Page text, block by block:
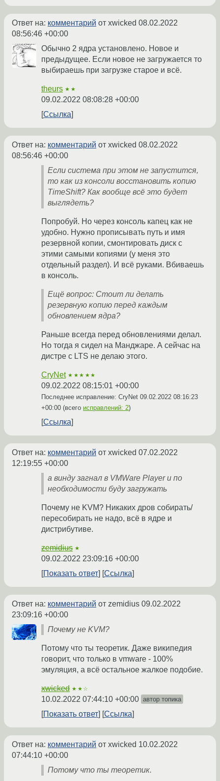
Ответ на: комментарий от xwicked 08.02.2022
08:56:46 +00:00
Обычно 2 ядра установлено. Новое и
предыдущее. Если новое не загружается то
выбираешь при загрузке старое и всё.
theurs ★★
09.02.2022 08:08:28 +00:00
Ссылка
Ответ на: комментарий от xwicked 08.02.2022
08:56:46 +00:00
Если система при этом не запустится,
то как из консоли восстановить копию
TimeShift? Как вообще всё это будет
выглядеть?
Попробуй. Но через консоль капец как не
удобно. Нужно прописывать путь и имя
резервной копии, смонтировать диск с
этими самыми копиями (у меня это
отдельный раздел). И всё руками. Вбиваешь
в консоль.
Ещё вопрос: Стоит ли делать
резервную копию перед каждым
обновлением ядра?
Раньше всегда перед обновлениями делал.
Но тогда я сидел на Манджаре. А сейчас на
дистре с LTS не делаю этого.
CryNet ★★★★★
09.02.2022 08:15:01 +00:00
Последнее исправление: CryNet 09.02.2022 08:16:23
+00:00 (всего исправлений: 2)
Ссылка
Ответ на: комментарий от xwicked 07.02.2022
12:19:55 +00:00
а винду загнал в VMWare Player и по
необходимости буду загружать
Почему не KVM? Никаких дров собирать/
пересобирать не надо, всё в ядре и
дистрибутиве.
zemidius ★
09.02.2022 23:09:16 +00:00
Показать ответ
Ссылка
Ответ на: комментарий от zemidius 09.02.2022
23:09:16 +00:00
Почему не KVM?
Потому что ты теоретик. Даже википедия
говорит, что только в vmware - 100%
эмуляция, а всё остальное жалкое подобие.
xwicked ★★☆
10.02.2022 07:44:10 +00:00 автор топика
Показать ответ Ссылка
Ответ на: комментарий от xwicked 10.02.2022
07:44:10 +00:00
Потому что ты теоретик.